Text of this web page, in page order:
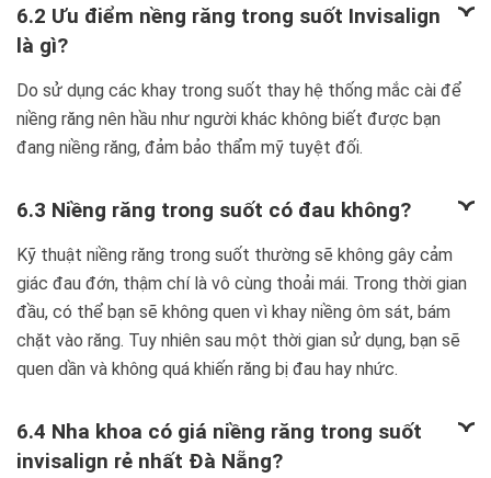
6.2 Ưu điểm nềng răng trong suốt Invisalign
là gì?
Do sử dụng các khay trong suốt thay hệ thống mắc cài để
niềng răng nên hầu như người khác không biết được bạn
đang niềng răng, đảm bảo thẩm mỹ tuyệt đối.
6.3 Niềng răng trong suốt có đau không?
Kỹ thuật niềng răng trong suốt thường sẽ không gây cảm
giác đau đớn, thậm chí là vô cùng thoải mái. Trong thời gian
đầu, có thể bạn sẽ không quen vì khay niềng ôm sát, bám
chặt vào răng. Tuy nhiên sau một thời gian sử dụng, bạn sẽ
quen dần và không quá khiến răng bị đau hay nhức.
6.4 Nha khoa có giá niềng răng trong suốt
invisalign rẻ nhất Đà Nẵng?